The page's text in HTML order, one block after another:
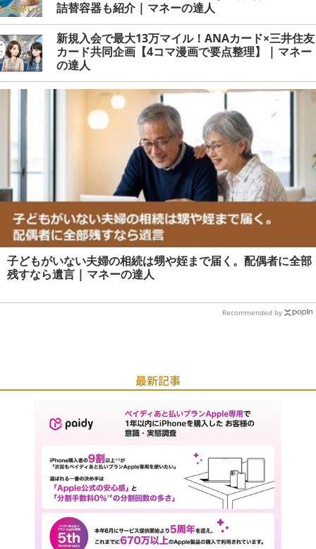
詰替容器も紹介 | マネーの達人
新規入会で最大13万マイル！ANAカード×三井住友
カード共同企画【4コマ漫画で要点整理】 | マネー
の達人
子どもがいない夫婦の相続は甥や姪まで届く。配偶者に全部
残すなら遺言 | マネーの達人
Recommended by
最新記事